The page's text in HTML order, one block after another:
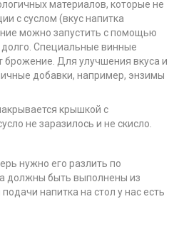
материалов, которые не
с суслом (вкус напитка
можно запустить с помощью
Специальные винные
брожение. Для улучшения вкуса и
добавки, например, энзимы
крышкой с
не заразилось и не скисло.
нужно его разлить по
должны быть выполнены из
напитка на стол у нас есть